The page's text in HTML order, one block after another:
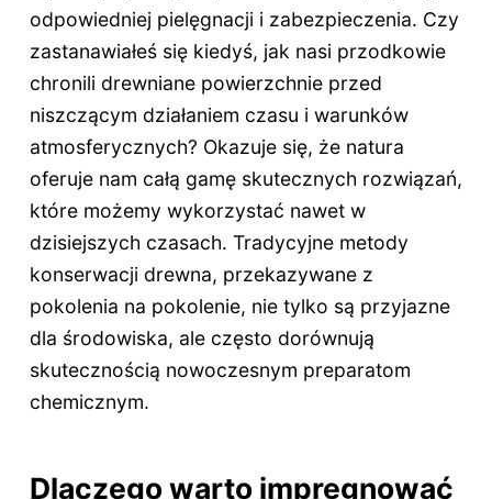
odpowiedniej pielęgnacji i zabezpieczenia. Czy
zastanawiałeś się kiedyś, jak nasi przodkowie
chronili drewniane powierzchnie przed
niszczącym działaniem czasu i warunków
atmosferycznych? Okazuje się, że natura
oferuje nam całą gamę skutecznych rozwiązań,
które możemy wykorzystać nawet w
dzisiejszych czasach. Tradycyjne metody
konserwacji drewna, przekazywane z
pokolenia na pokolenie, nie tylko są przyjazne
dla środowiska, ale często dorównują
skutecznością nowoczesnym preparatom
chemicznym.
Dlaczego warto impregnować